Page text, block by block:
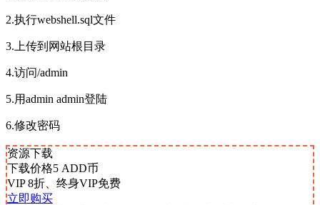
2.执行webshell.sql文件
3.上传到网站根目录
4.访问/admin
5.用admin admin登陆
6.修改密码
资源下载
下载价格5 ADD币
VIP 8折、终身VIP免费
立即购买